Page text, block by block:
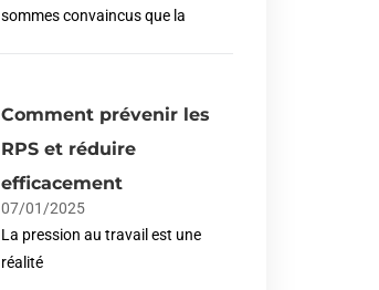
sommes convaincus que la
Comment prévenir les
RPS et réduire
efficacement
07/01/2025
La pression au travail est une
réalité